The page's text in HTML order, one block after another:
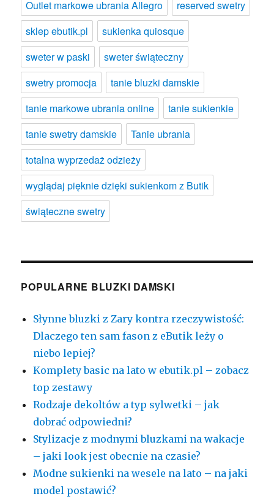
Outlet markowe ubrania Allegro
reserved swetry
sklep ebutik.pl
sukienka quiosque
sweter w paski
sweter świąteczny
swetry promocja
tanie bluzki damskie
tanie markowe ubrania online
tanie sukienkie
tanie swetry damskie
Tanie ubrania
totalna wyprzedaż odzieży
wyglądaj pięknie dzięki sukienkom z Butik
świąteczne swetry
POPULARNE BLUZKI DAMSKI
Słynne bluzki z Zary kontra rzeczywistość:
Dlaczego ten sam fason z eButik leży o
niebo lepiej?
Komplety basic na lato w ebutik.pl – zobacz
top zestawy
Rodzaje dekoltów a typ sylwetki – jak
dobrać odpowiedni?
Stylizacje z modnymi bluzkami na wakacje
– jaki look jest obecnie na czasie?
Modne sukienki na wesele na lato – na jaki
model postawić?